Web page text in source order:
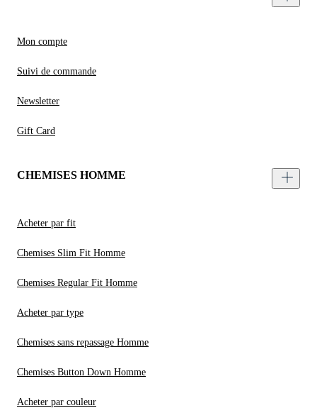
Mon compte
Suivi de commande
Newsletter
Gift Card
CHEMISES HOMME
Acheter par fit
Chemises Slim Fit Homme
Chemises Regular Fit Homme
Acheter par type
Chemises sans repassage Homme
Chemises Button Down Homme
Acheter par couleur